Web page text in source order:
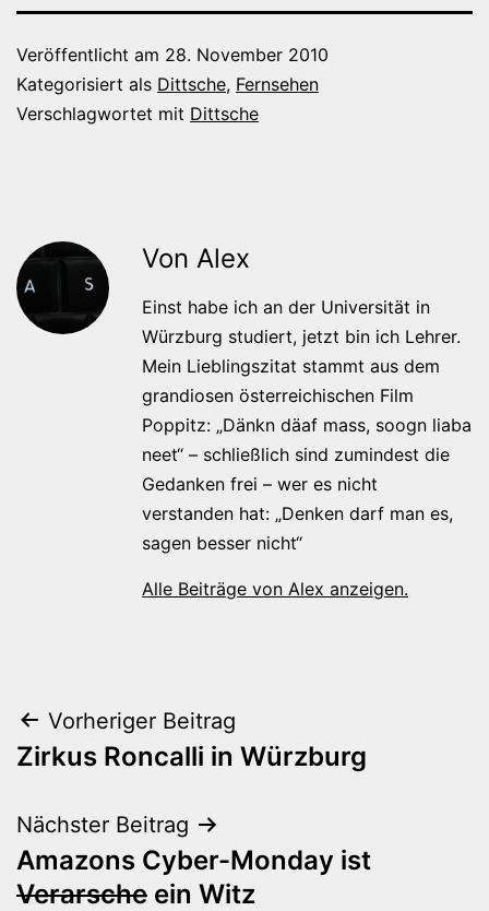
Veröffentlicht am 28. November 2010
Kategorisiert als Dittsche, Fernsehen
Verschlagwortet mit Dittsche
Von Alex
Einst habe ich an der Universität in
Würzburg studiert, jetzt bin ich Lehrer.
Mein Lieblingszitat stammt aus dem
grandiosen österreichischen Film
Poppitz: „Dänkn däaf mass, soogn liaba
neet“ – schließlich sind zumindest die
Gedanken frei – wer es nicht
verstanden hat: „Denken darf man es,
sagen besser nicht“
Alle Beiträge von Alex anzeigen.
Beitragsnavigation
Vorheriger Beitrag
Zirkus Roncalli in Würzburg
Nächster Beitrag
Amazons Cyber-Monday ist
Verarsche ein Witz